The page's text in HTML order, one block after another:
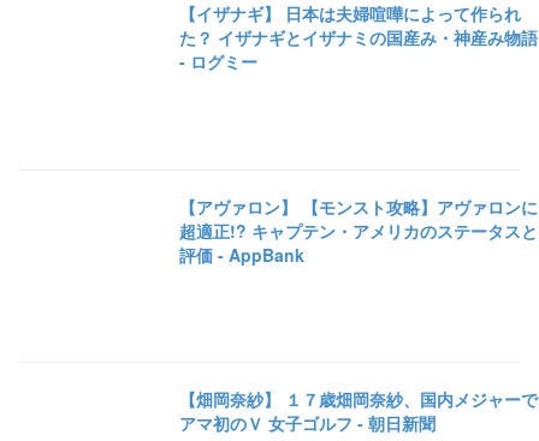
【イザナギ】 日本は夫婦喧嘩によって作られ
た？ イザナギとイザナミの国産み・神産み物語
- ログミー
【アヴァロン】 【モンスト攻略】アヴァロンに
超適正!? キャプテン・アメリカのステータスと
評価 - AppBank
【畑岡奈紗】 １７歳畑岡奈紗、国内メジャーで
アマ初のＶ 女子ゴルフ - 朝日新聞